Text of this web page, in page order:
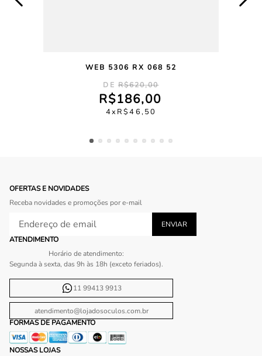
WEB 5306 RX 068 52
R$620,00
R$186,00
4 R$46,50
OFERTAS E NOVIDADES
Receba novidades e promoções por e-mail
ATENDIMENTO
Horário de atendimento:
Segunda à sexta, das 9h às 18h (exceto feriados).
11 99413 9913
atendimento@lojadosoculos.com.br
FORMAS DE PAGAMENTO
NOSSAS LOJAS